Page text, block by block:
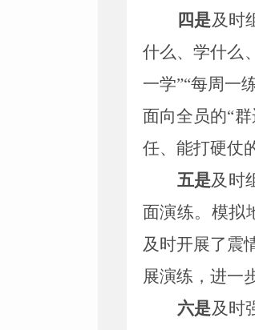
四是及时
什么、学什么
一学”“每周一
面向全 员的“
任、能打硬仗
五是及时
面演练。模拟
及时开展了震
展演练，进一
六是及时